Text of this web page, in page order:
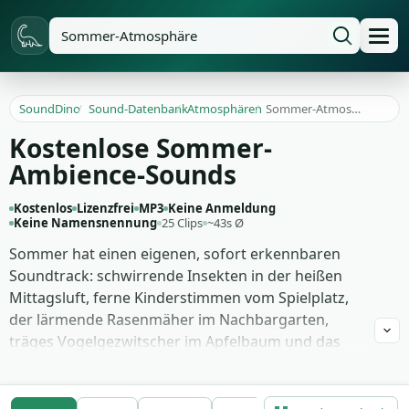
SoundDino/ Sound-Datenbank
/ Atmosphären
/ Sommer-Atmosphäre
Kostenlose Sommer-
Ambience-Sounds
Kostenlos Lizenzfrei MP3 Keine Anmeldung
Keine Namensnennung 25 Clips ~43s Ø
Sommer hat einen eigenen, sofort erkennbaren
Soundtrack: schwirrende Insekten in der heißen
Mittagsluft, ferne Kinderstimmen vom Spielplatz,
der lärmende Rasenmäher im Nachbargarten,
träges Vogelgezwitscher im Apfelbaum und das
Balkon. Genau aus diesen vielen Schichten lebt eine